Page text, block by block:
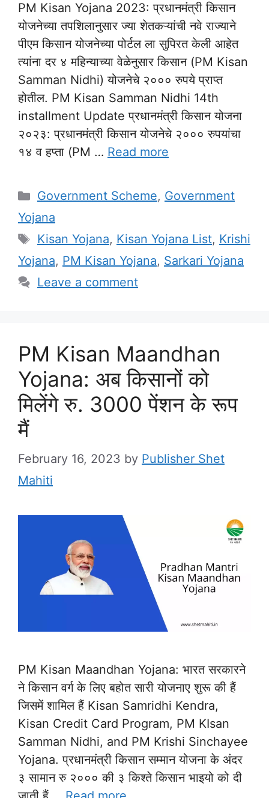
PM Kisan Yojana 2023: प्रधानमंत्री किसान
योजनेच्या तपशिलानुसार ज्या शेतकऱ्यांची नवे राज्याने
पीएम किसान योजनेच्या पोर्टल ला सुपिरत केली आहेत
त्यांना दर ४ महिन्याच्या वेळेनुसार किसान (PM Kisan
Samman Nidhi) योजनेचे २००० रुपये प्राप्त
होतील. PM Kisan Samman Nidhi 14th
installment Update प्रधानमंत्री किसान योजना
२०२३: प्रधानमंत्री किसान योजनेचे २००० रुपयांचा
१४ व हप्ता (PM … Read more
Categories
Government Scheme, Government
Yojana
Tags
Kisan Yojana, Kisan Yojana List, Krishi
Yojana, PM Kisan Yojana, Sarkari Yojana
Leave a comment
PM Kisan Maandhan
Yojana: अब किसानों को
मिलेंगे रु. 3000 पेंशन के रूप
मैं
February 16, 2023 by Publisher Shet
Mahiti
PM Kisan Maandhan Yojana: भारत सरकारने
ने किसान वर्ग के लिए बहोत सारी योजनाए शुरू की हैं
जिसमें शामिल हैं Kisan Samridhi Kendra,
Kisan Credit Card Program, PM KIsan
Samman Nidhi, and PM Krishi Sinchayee
Yojana. प्रधानमंत्री किसान सम्मान योजना के अंदर
३ सामान रु २००० की ३ किश्ते किसान भाइयो को दी